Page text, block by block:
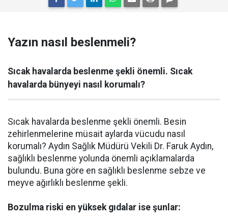
Yazın nasıl beslenmeli?
Sıcak havalarda beslenme şekli önemli. Sıcak
havalarda bünyeyi nasıl korumalı?
Sıcak havalarda beslenme şekli önemli. Besin
zehirlenmelerine müsait aylarda vücudu nasıl
korumalı? Aydın Sağlık Müdürü Vekili Dr. Faruk Aydın,
sağlıklı beslenme yolunda önemli açıklamalarda
bulundu. Buna göre en sağlıklı beslenme sebze ve
meyve ağırlıklı beslenme şekli.
Bozulma riski en yüksek gıdalar ise şunlar: